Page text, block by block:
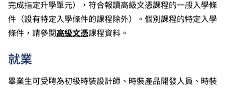
完成指定升學單元），符合報讀高級文憑課程的一般入學條
件（設有特定入學條件的課程除外）。個別課程的特定入學
條件，請參閱高級文憑課程資料。
就業
畢業生可受聘為初級時裝設計師、時裝產品開發人員、時裝